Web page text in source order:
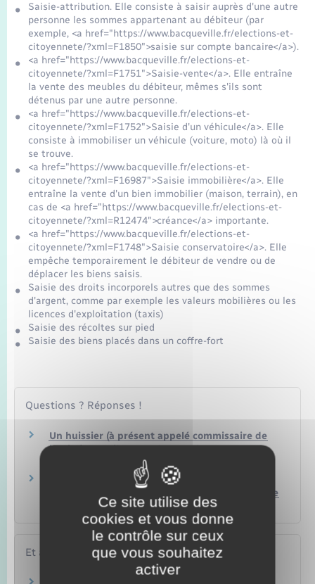
Voirie et espace public
Saisie-attribution. Elle consiste à saisir auprès d'une autre
personne les sommes appartenant au débiteur (par
exemple, <a href="https://www.bacqueville.fr/elections-et-
citoyennete/?xml=F1850">saisie sur compte bancaire</a>).
<a href="https://www.bacqueville.fr/elections-et-
citoyennete/?xml=F1751">Saisie-vente</a>. Elle entraîne
la vente des meubles du débiteur, mêmes s'ils sont
détenus par une autre personne.
<a href="https://www.bacqueville.fr/elections-et-
citoyennete/?xml=F1752">Saisie d'un véhicule</a>. Elle
consiste à immobiliser un véhicule (voiture, moto) là où il
se trouve.
<a href="https://www.bacqueville.fr/elections-et-
citoyennete/?xml=F16987">Saisie immobilière</a>. Elle
entraîne la vente d'un bien immobilier (maison, terrain), en
cas de <a href="https://www.bacqueville.fr/elections-et-
citoyennete/?xml=R12474">créance</a> importante.
<a href="https://www.bacqueville.fr/elections-et-
citoyennete/?xml=F1748">Saisie conservatoire</a>. Elle
empêche temporairement le débiteur de vendre ou de
déplacer les biens saisis.
Saisie des droits incorporels autres que des sommes
d'argent, comme par exemple les valeurs mobilières ou les
licences d'exploitation (taxis)
Saisie des récoltes sur pied
Saisie des biens placés dans un coffre-fort
Questions ? Réponses !
Un huissier (à présent appelé commissaire de
justice) peut-il entrer dans un logement en
l'absence de son occupant ?
Qui doit payer l'huissier de justice (à présent
appelé commissaire de justice) qui se charge de
réclamer un impayé ?
Et aussi
Ce site utilise des
cookies et vous donne
le contrôle sur ceux
que vous souhaitez
activer